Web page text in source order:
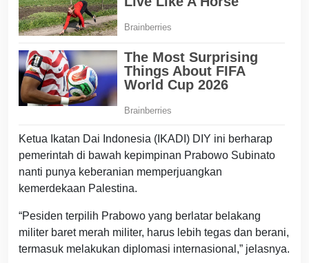
Ketua Ikatan Dai Indonesia (IKADI) DIY ini berharap
pemerintah di bawah kepimpinan Prabowo Subinato
nanti punya keberanian memperjuangkan
kemerdekaan Palestina.
“Pesiden terpilih Prabowo yang berlatar belakang
militer baret merah militer, harus lebih tegas dan berani,
termasuk melakukan diplomasi internasional,” jelasnya.